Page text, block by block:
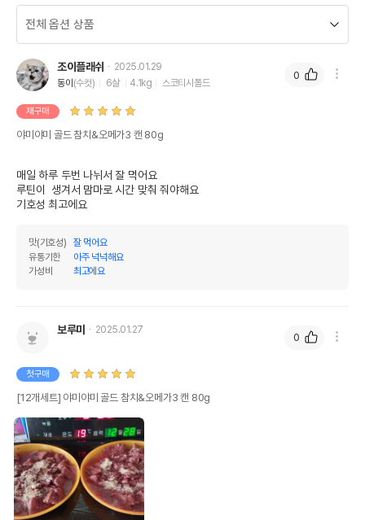
조이플래쉬
2025.01.29
동이 (수컷) 6살 4.1kg 스코티시폴드
재구매
야미야미 골드 참치&오메가3 캔 80g
매일 하루 두번 나뉘서 잘 먹어요
루틴이  생겨서 맘마로 시간 맞춰 줘야해요
기호성 최고에요
맛(기호성)
잘 먹어요
유통기한
아주 넉넉해요
가성비
최고에요
0
보루미 2025.01.27
첫구매
[12개세트] 야미야미 골드 참치&오메가3 캔 80g
0